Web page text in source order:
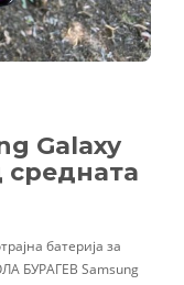
Galaxy
средната
батерија за
БУРАГЕВ Samsung